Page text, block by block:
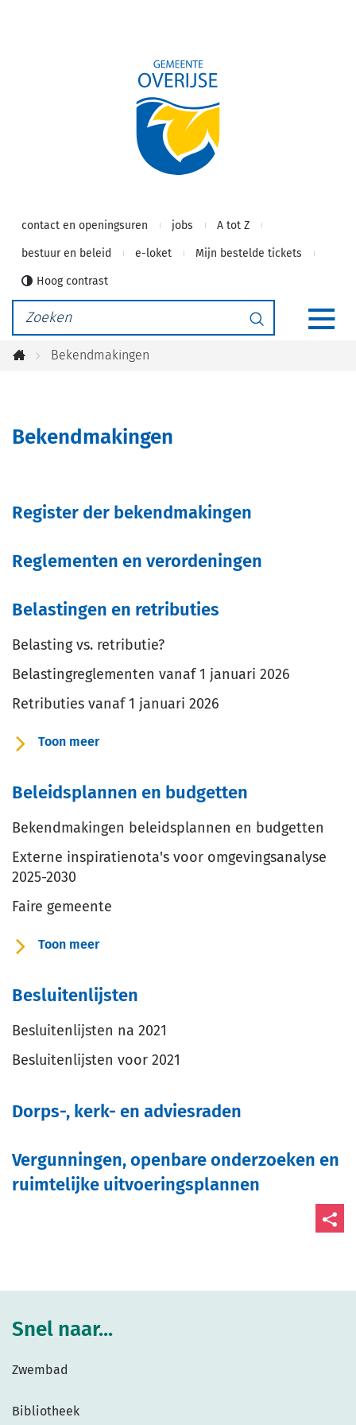
inhoud
contact en openingsuren jobs A tot Z
bestuur en beleid e-loket Mijn bestelde tickets
Hoog contrast
Waarmee
kunnen
jou
Zoeken
Bekendmakingen
Bekendmakingen
Register der bekendmakingen
Reglementen en verordeningen
Belastingen en retributies
Belasting vs. retributie?
Belastingreglementen vanaf 1 januari 2026
Retributies vanaf 1 januari 2026
Toon meer
en
Beleidsplannen en budgetten
Bekendmakingen beleidsplannen en budgetten
Externe inspiratienota's voor omgevingsanalyse
2025-2030
Faire gemeente
Toon meer
en
Besluitenlijsten
Besluitenlijsten na 2021
Besluitenlijsten voor 2021
Dorps-, kerk- en adviesraden
Vergunningen, openbare onderzoeken en
ruimtelijke uitvoeringsplannen
Snel naar...
Zwembad
Bibliotheek